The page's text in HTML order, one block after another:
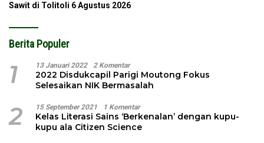
Sawit di Tolitoli 6 Agustus 2026
Berita Populer
1 13 Januari 2022 2 Komentar
2022 Disdukcapil Parigi Moutong Fokus
Selesaikan NIK Bermasalah
2 15 September 2021 1 Komentar
Kelas Literasi Sains ‘Berkenalan’ dengan kupu-
kupu ala Citizen Science